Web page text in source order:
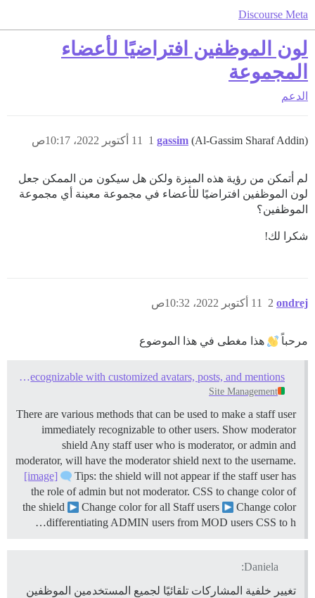
Discourse Meta
لون الموظفين افتراضيًا لأعضاء
المجموعة
الدعم
gassim (Al-Gassim Sharaf Addin) 11 أكتوبر 2022، 10:17ص 1
لم أتمكن من رؤية هذه الميزة ولكن هل سيكون من الممكن جعل
لون الموظفين افتراضيًا للأعضاء في مجموعة معينة أي مجموعة
الموظفين؟
شكرا لك!
ondrej 11 أكتوبر 2022، 10:32ص 2
مرحباً هذا مغطى في هذا الموضوع
Make staff users more recognizable with customized avatars, posts, and mentions
Site Management
There are various methods that can be used to make a staff user
immediately recognizable to other users. Show moderator
shield Any staff user who is moderator, or admin and
moderator, will have the moderator shield next to the username.
[image]
Tips: the shield will not appear if the staff user has
the role of admin but not moderator. CSS to change color of
the shield
Change color for all Staff users
Change color
differentiating ADMIN users from MOD users CSS to h…
Daniela:
تغيير خلفية المشاركات تلقائيًا لجميع المستخدمين الموظفين